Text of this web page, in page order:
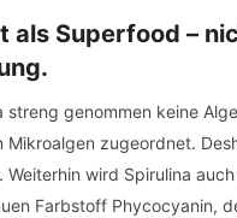
als Superfood –
streng genommen keine
Mikroalgen zugeordnet.
wird Spirulina
Farbstoff Phycocyanin,